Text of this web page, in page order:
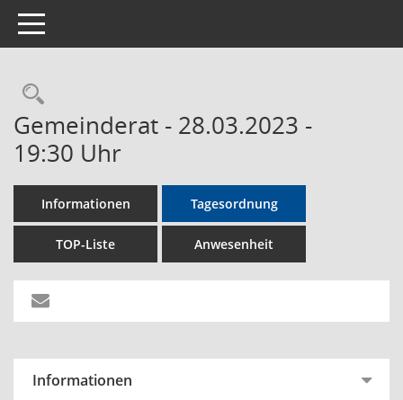
Toggle navigation
Rechercheauswahl
Gemeinderat - 28.03.2023 -
19:30 Uhr
Informationen Tagesordnung
TOP-Liste Anwesenheit
Informationen